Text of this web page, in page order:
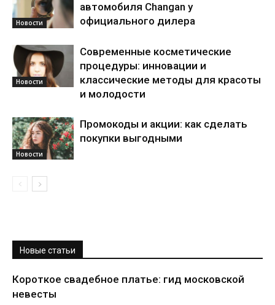
Новости
автомобиля Changan у
официального дилера
Новости
Современные косметические
процедуры: инновации и
классические методы для красоты
и молодости
Новости
Промокоды и акции: как сделать
покупки выгодными
Новые статьи
Короткое свадебное платье: гид московской
невесты